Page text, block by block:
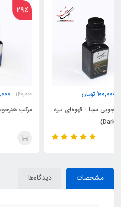
140,000
100,000
مرکب هنرجویی سینا - آبی (Blue)
مشخصات دیدگاه‌ها